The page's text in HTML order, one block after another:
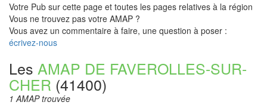
Votre Pub sur cette page et toutes les pages relatives à la région
Vous ne trouvez pas votre AMAP ?
Vous avez un commentaire à faire, une question à poser :
écrivez-nous
Les AMAP DE FAVEROLLES-SUR-
CHER (41400)
1 AMAP trouvée